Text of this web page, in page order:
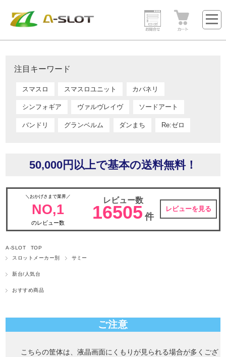
注目キーワード
スマスロ スマスロユニット カバネリ
シンフォギア ヴァルヴレイヴ ソードアート
バンドリ グランベルム ダンまち Re:ゼロ
50,000円以上で基本の送料無料！
＼おかげさまで業界／
NO,1
のレビュー数
レビュー数
16505 件
レビューを見る
A-SLOT TOP
スロットメーカー別
サミー
新台/人気台
おすすめ商品
ご注意
こちらの筐体は、液晶画面にくもりが見られる場合が多くござ